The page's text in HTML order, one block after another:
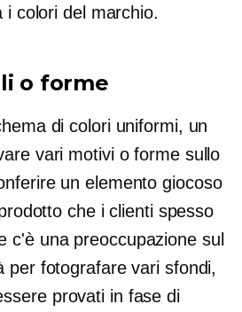
i colori del marchio.
o forme
di colori uniformi, un
vari motivi o forme sullo
un elemento giocoso
che i clienti spesso
c'è una preoccupazione sul
per fotografare vari sfondi,
provati in fase di